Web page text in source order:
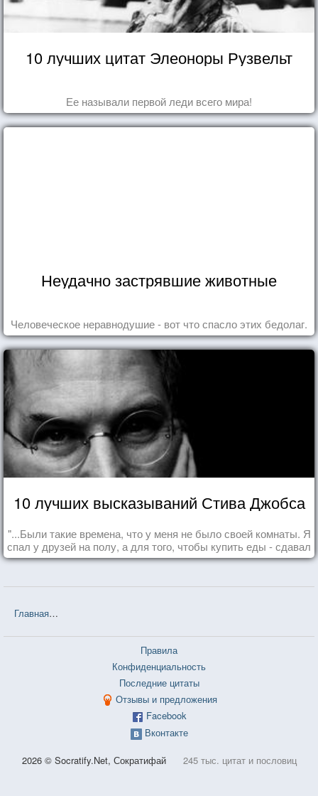
10 лучших цитат Элеоноры Рузвельт
Ее называли первой леди всего мира!
Неудачно застрявшие животные
Человеческое неравнодушие - вот что спасло этих бедолаг.
10 лучших высказываний Стива Джобса
"...Были такие времена, что у меня не было своей комнаты. Я
спал у друзей на полу, а для того, чтобы купить еды - сдавал
бутылки из под кока-колы"
Главная
Правила
Конфиденциальность
Последние цитаты
Отзывы и предложения
Facebook
Вконтакте
2026 © Socratify.Net, Сократифай 245 тыс. цитат и пословиц